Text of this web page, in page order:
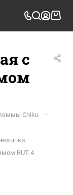
с
Chiku —
—
RUT 4